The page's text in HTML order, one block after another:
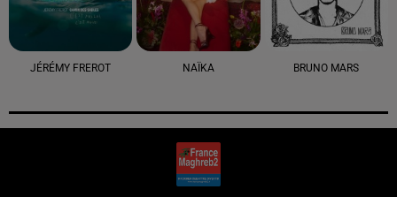
JÉRÉMY FREROT NAÏKA BRUNO MARS